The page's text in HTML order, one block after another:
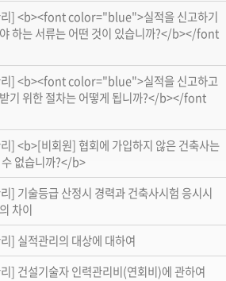
리] <b><font color="blue">실적을 신고하기
하는 서류는 어떤 것이 있습니까?</b></font
리] <b><font color="blue">실적을 신고하고
기 위한 절차는 어떻게 됩니까?</b></font
] <b>[비회원] 협회에 가입하지 않은 건축사는
없습니까?</b>
] 기술등급 산정시 경력과 건축사시험 응시시
차이
] 실적관리의 대상에 대하여
] 건설기술자 인력관리비(연회비)에 관하여